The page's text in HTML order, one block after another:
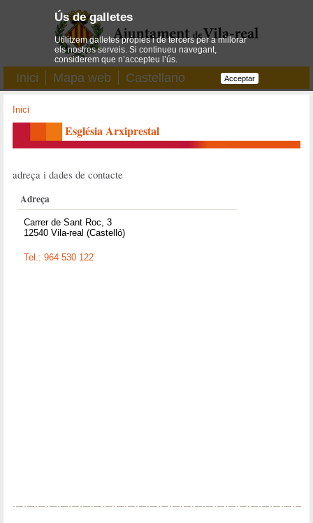
Inici Mapa web Castellano
Inici
Església Arxiprestal
adreça i dades de contacte
Adreça
Carrer de Sant Roc, 3
12540 Vila-real (Castelló)
Tel.: 964 530 122
Ús de galletes
Utilitzem galletes pròpies i de tercers per a millorar
els nostres serveis. Si continueu navegant,
considerem que n’accepteu l’ús.
Acceptar